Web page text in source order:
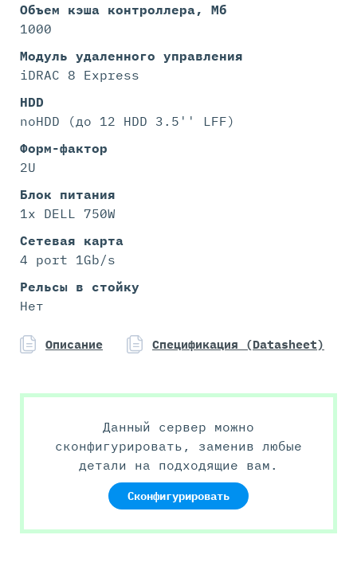
Объем кэша контроллера, Мб
1000
Модуль удаленного управления
iDRAC 8 Express
HDD
noHDD (до 12 HDD 3.5'' LFF)
Форм-фактор
2U
Блок питания
1x DELL 750W
Сетевая карта
4 port 1Gb/s
Рельсы в стойку
Нет
Описание Спецификация (Datasheet)
Данный сервер можно
сконфигурировать, заменив любые
детали на подходящие вам.
Сконфигурировать